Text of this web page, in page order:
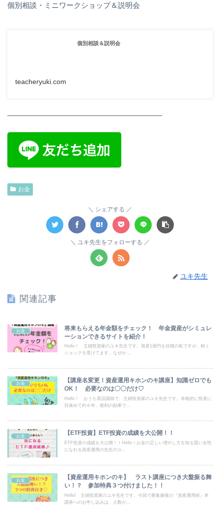
個別相談・ミニワークショップ＆説明会
個別相談＆説明会
teacheryuki.com
—————————————————————
お金
シェアする
ユキ先生をフォローする
ユキ先生
関連記事
お金
将来もらえる年金額をチェック！ 年金資産がシミュレ
ーションできるサイトを紹介！
Hello！ 主婦投資家のユキ先生です。資産1億円を目標の私ですが、軽く
ショックを受けてます。なぜか...
お金
【講座名変更！資産運用キホンのキ講座】知識ゼロでも
OK！ 必要なのは〇〇だけ♡
Hello！ おうち英語講師で、主婦投資家のユキ先生です。本格的に投資に
目覚めて約６年。複利の効果で...
お金 【ETF投資】ETF投資の成績を大公開！！
ETF投資の成績を大公開！！Hello！お金の正しい増やし方を知る賢い女性
になれる資産運用の先生のユ...
お金
【資産運用キホンのキ】 ラスト講座につき大盤振る舞
い！？ 参加特典３つ付けました！！
Hello! 主婦投資家のユキ先生です。今回で募集最後の『資産運用術』本
講座へのお申し込みは、人数が...